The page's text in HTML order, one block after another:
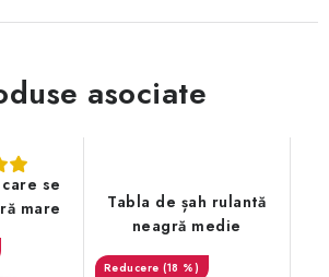
asociate
se
mare
Tabla de șah rulantă
neagră medie
(18 %)